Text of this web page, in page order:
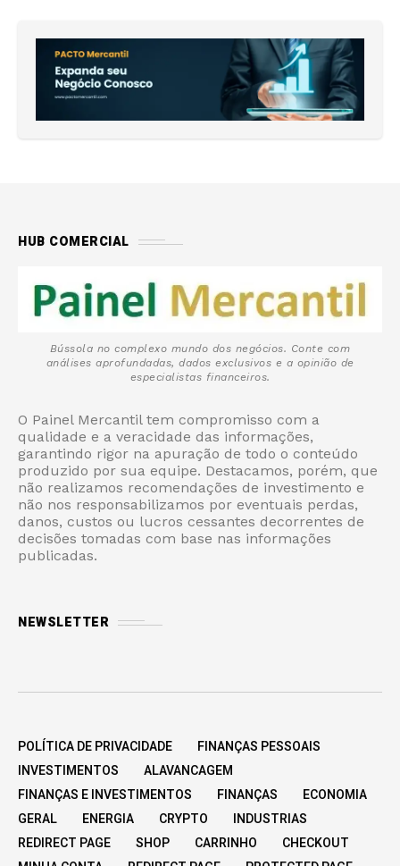
HUB COMERCIAL
Bússola no complexo mundo dos negócios. Conte com
análises aprofundadas, dados exclusivos e a opinião de
especialistas financeiros.
O Painel Mercantil tem compromisso com a
qualidade e a veracidade das informações,
garantindo rigor na apuração de todo o conteúdo
produzido por sua equipe. Destacamos, porém, que
não realizamos recomendações de investimento e
não nos responsabilizamos por eventuais perdas,
danos, custos ou lucros cessantes decorrentes de
decisões tomadas com base nas informações
publicadas.
NEWSLETTER
POLÍTICA DE PRIVACIDADE
FINANÇAS PESSOAIS
INVESTIMENTOS
ALAVANCAGEM
FINANÇAS E INVESTIMENTOS
FINANÇAS
ECONOMIA
GERAL
ENERGIA CRYPTO
INDUSTRIAS
REDIRECT PAGE
SHOP CARRINHO
CHECKOUT